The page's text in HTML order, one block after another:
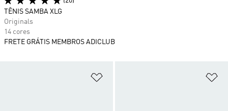
TÊNIS SAMBA XLG
Originals
14 cores
FRETE GRÁTIS MEMBROS ADICLUB